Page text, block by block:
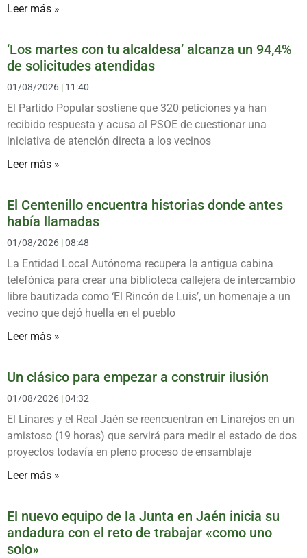
Leer más »
‘Los martes con tu alcaldesa’ alcanza un 94,4%
de solicitudes atendidas
01/08/2026 11:40
El Partido Popular sostiene que 320 peticiones ya han
recibido respuesta y acusa al PSOE de cuestionar una
iniciativa de atención directa a los vecinos
Leer más »
El Centenillo encuentra historias donde antes
había llamadas
01/08/2026 08:48
La Entidad Local Autónoma recupera la antigua cabina
telefónica para crear una biblioteca callejera de intercambio
libre bautizada como ‘El Rincón de Luis’, un homenaje a un
vecino que dejó huella en el pueblo
Leer más »
Un clásico para empezar a construir ilusión
01/08/2026 04:32
El Linares y el Real Jaén se reencuentran en Linarejos en un
amistoso (19 horas) que servirá para medir el estado de dos
proyectos todavía en pleno proceso de ensamblaje
Leer más »
El nuevo equipo de la Junta en Jaén inicia su
andadura con el reto de trabajar «como uno
solo»